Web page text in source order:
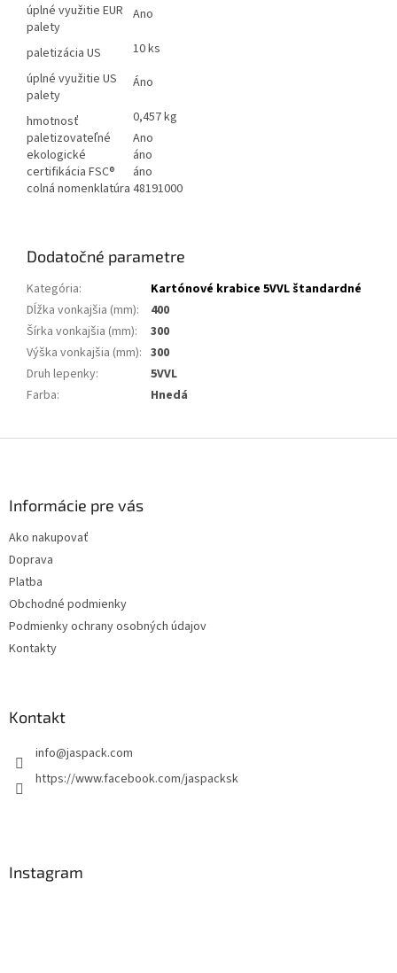
úplné využitie EUR
palety
Ano
paletizácia US
10 ks
úplné využitie US
palety
Áno
hmotnosť
0,457 kg
paletizovateľné
Ano
ekologické
áno
certifikácia FSC®
áno
colná nomenklatúra 48191000
Dodatočné parametre
Kategória:
Kartónové krabice 5VVL štandardné
Dĺžka vonkajšia (mm):
400
Šírka vonkajšia (mm):
300
Výška vonkajšia (mm): 300
Druh lepenky:
5VVL
Farba: Hnedá
Informácie pre vás
Ako nakupovať
Doprava
Platba
Obchodné podmienky
Podmienky ochrany osobných údajov
Kontakty
Kontakt
info@jaspack.com
https://www.facebook.com/jaspacksk
Instagram